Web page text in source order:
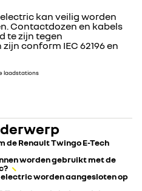
kan veilig worden
Contactdozen en kabels
te zijn tegen
conform IEC 62196 en
laadstations
de Renault Twingo E-Tech
worden gebruikt met de
electric worden aangesloten op